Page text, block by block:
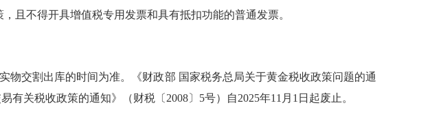
且不得开具增值税专用发票和具有抵扣功能的普通发票。
交割出库的时间为准。《财政部 国家税务总局关于黄金税收政策问题的通
关税收政策的通知》（财税〔2008〕5号）自2025年11月1日起废止。